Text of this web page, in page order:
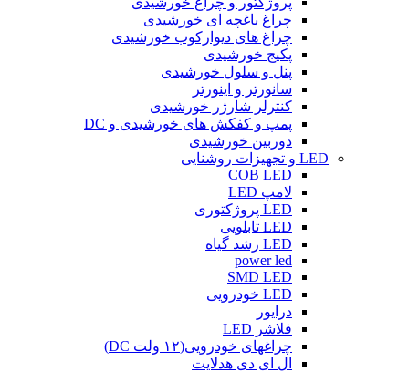
چراغ باغچه ای خورشیدی
چراغ های دیوارکوب خورشیدی
پکیج خورشیدی
پنل و سلول خورشیدی
سانورتر و اینورتر
کنترلر شارژر خورشیدی
پمپ و کفکش های خورشیدی و DC
دوربین خورشیدی
LED و تجهیزات روشنایی
COB LED
لامپ LED
LED پروژکتوری
LED تابلویی
LED رشد گیاه
power led
SMD LED
LED خودرویی
درایور
فلاشر LED
چراغهای خودرویی(۱۲ ولت DC)
ال ای دی هدلایت